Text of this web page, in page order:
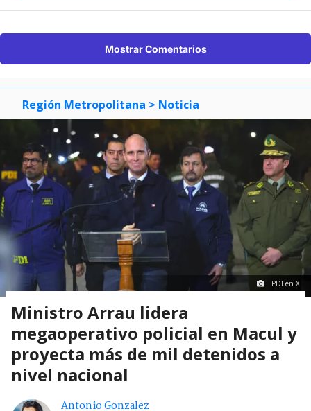
Mostrar Comentarios
Región Metropolitana > Noticia
PDI en X
Ministro Arrau lidera
megaoperativo policial en Macul y
proyecta más de mil detenidos a
nivel nacional
Antonio Gonzalez